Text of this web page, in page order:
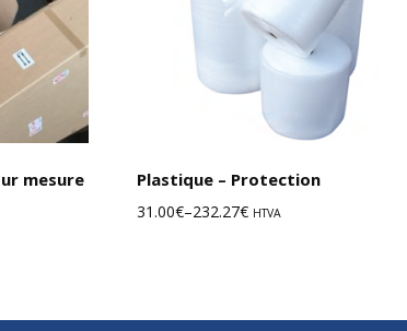
mesure Plastique – Protection
31.00€–232.27€ HTVA